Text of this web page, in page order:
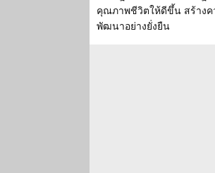
คุณภาพชีวิตให้ดีขึ้น สร้างค
พัฒนาอย่างยั่งยืน